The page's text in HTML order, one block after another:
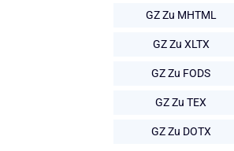
GZ Zu MHTML
GZ Zu XLTX
GZ Zu FODS
GZ Zu TEX
GZ Zu DOTX